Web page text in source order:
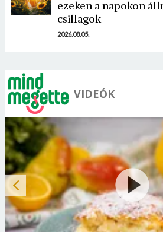
ezeken a napokon
csillagok
2026.08.05.
VIDEÓK
Jelszó